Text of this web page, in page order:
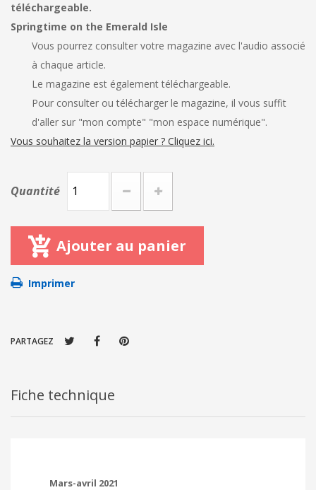
téléchargeable.
Springtime on the Emerald Isle
Vous pourrez consulter votre magazine avec l'audio associé
à chaque article.
Le magazine est également téléchargeable.
Pour consulter ou télécharger le magazine, il vous suffit
d'aller sur "mon compte" "mon espace numérique".
Vous souhaitez la version papier ? Cliquez ici.
Quantité
Ajouter au panier
Imprimer
PARTAGEZ
Fiche technique
Mars-avril 2021